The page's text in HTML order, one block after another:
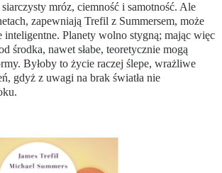
mróz, ciemność i samotność. Ale
zapewniają Trefil z Summersem, może
inteligentne. Planety wolno stygną; mając więc
środka, nawet słabe, teoretycznie mogą
Byłoby to życie raczej ślepe, wrażliwe
gdyż z uwagi na brak światła nie